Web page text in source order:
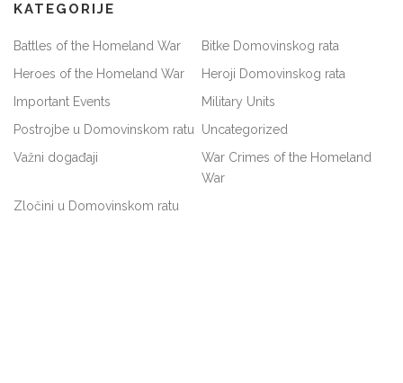
KATEGORIJE
Battles of the Homeland War
Bitke Domovinskog rata
Heroes of the Homeland War
Heroji Domovinskog rata
Important Events
Military Units
Postrojbe u Domovinskom ratu Uncategorized
Važni događaji
War Crimes of the Homeland
War
Zločini u Domovinskom ratu